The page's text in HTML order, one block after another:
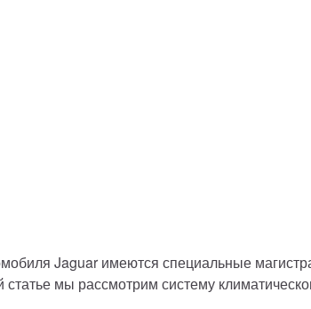
Jaguar имеются специальные
статье мы рассмотрим систему